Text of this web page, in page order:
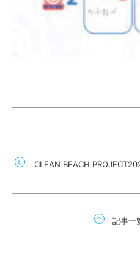
CLEAN BEACH
記事一